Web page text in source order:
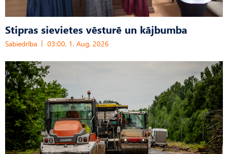
Stipras sievietes vēsturē un kājbumba
Sabiedrība 03:00, 1. Aug, 2026